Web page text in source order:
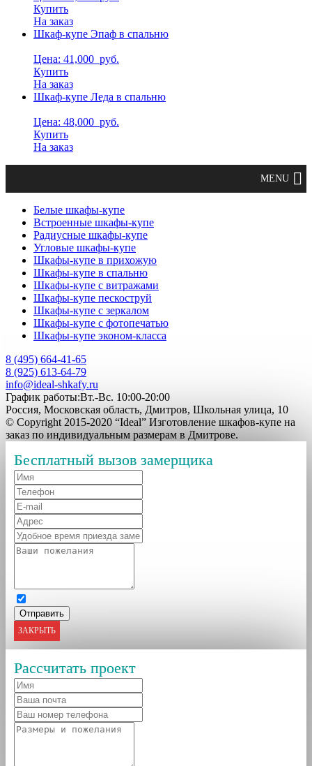
Купить
На заказ
Шкаф-купе Эпаф в спальню
Цена: 41,000 руб.
Купить
На заказ
Шкаф-купе Леда в спальню
Цена: 48,000 руб.
Купить
На заказ
Белые шкафы-купе
Встроенные шкафы-купе
Радиусные шкафы-купе
Угловые шкафы-купе
Шкафы-купе в прихожую
Шкафы-купе в спальню
Шкафы-купе с витражами
Шкафы-купе пескоструй
Шкафы-купе с зеркалом
Шкафы-купе с фотопечатью
Шкафы-купе эконом-класса
8 (495) 664-41-65
8 (925) 613-64-79
info@ideal-shkafy.ru
График работы:Вт.-Вс. 10:00-20:00
Россия, Московская область, Дмитров, Школьная улица, 10
© Copyright 2015-2020 “Ideal” Изготовление шкафов-купе на
заказ по индивидуальным размерам в Дмитрове.
Бесплатный вызов замерщика
ЗАКРЫТЬ
Рассчитать проект